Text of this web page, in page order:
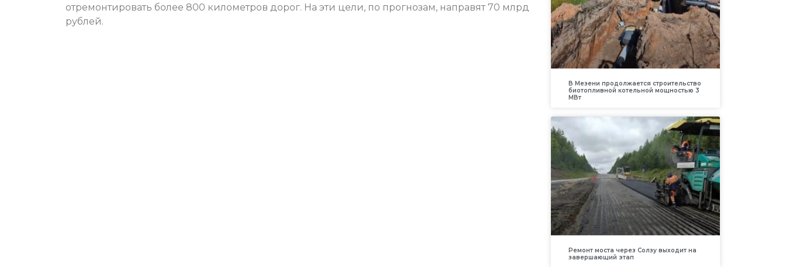
отремонтировать более 800 километров дорог. На эти цели, по прогнозам, направят 70 млрд
рублей.
В Мезени продолжается строительство
биотопливной котельной мощностью 3
МВт
Ремонт моста через Солзу выходит на
завершающий этап